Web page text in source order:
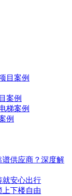
目案例
案例
梯案例
例
谱供应商？深度解
安心出行
上下楼自由